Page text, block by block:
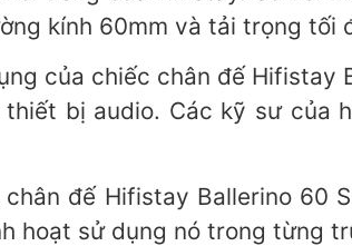
kính 60mm và tải trọng tối
của chiếc chân đế Hifistay
bị audio. Các kỹ sư của
chân đế Hifistay Ballerino 60
hoạt sử dụng nó trong từng